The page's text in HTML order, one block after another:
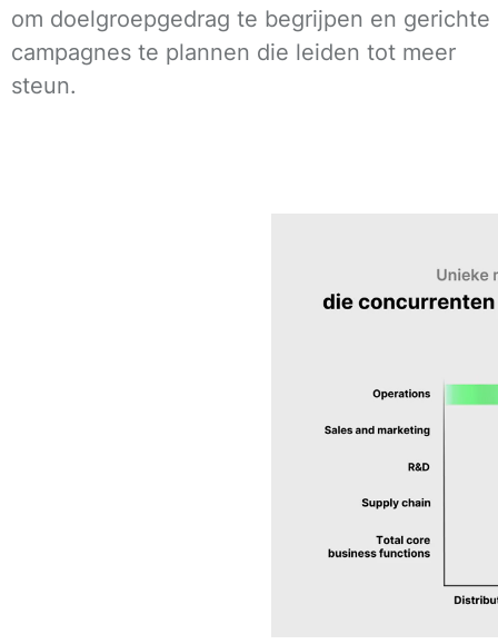
om doelgroepgedrag te begrijpen en gerichte
campagnes te plannen die leiden tot meer
steun.